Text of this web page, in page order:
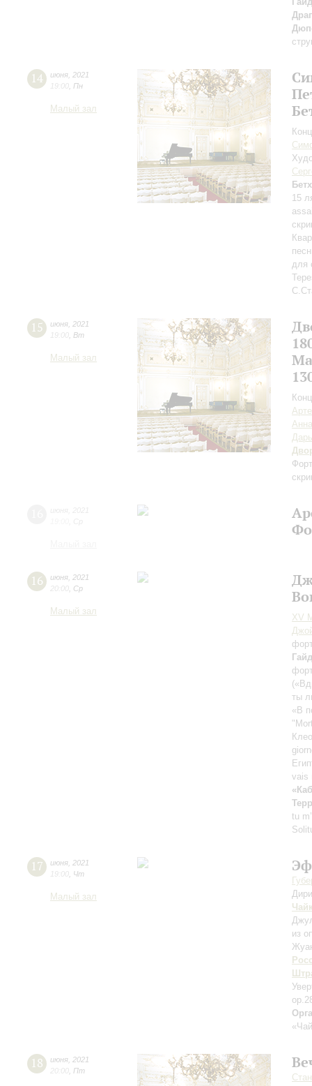
14 июня 2021
19:00 Пн
Малый зал
15
для
15 июня 2021
19:00 Вт
Малый зал
16 июня 2021
20:00 Ср
Малый зал
XV
ты
«В
vais
tu
17 июня 2021
19:00 Чт
Малый зал
из
18 июня 2021
20:00 Пт